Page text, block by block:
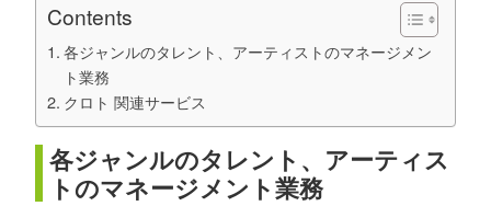
Contents
各ジャンルのタレント、アーティストのマネージメン
ト業務
クロト 関連サービス
各ジャンルのタレント、アーティス
トのマネージメント業務